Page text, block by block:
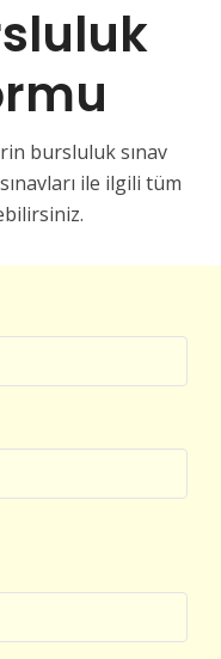
bursluluk sınav
ile ilgili tüm